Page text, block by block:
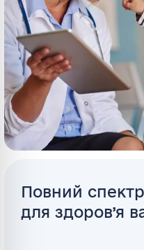
Повний
для здоров’я